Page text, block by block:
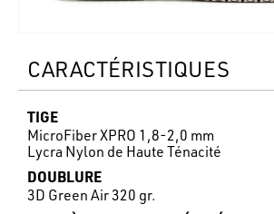
CARACTÉRISTIQUES
TIGE
MicroFiber XPRO 1,8-2,0 mm
Lycra Nylon de Haute Ténacité
DOUBLURE
3D Green Air 320 gr.